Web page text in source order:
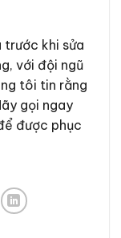
trước khi sửa
với đội ngũ
tôi tin rằng
gọi ngay
được phục